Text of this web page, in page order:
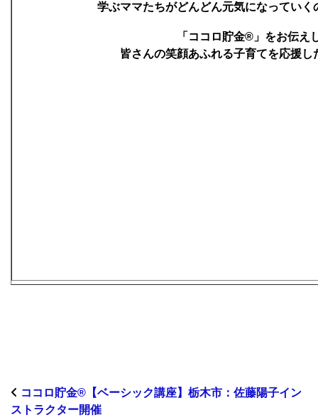
学ぶママたちがどんどん元気になっていく
「ココロ貯金®」をお伝え
皆さんの笑顔あふれる子育てを応援し
ココロ貯金®︎【ベーシック講座】栃木市：佐藤陽子イン
ストラクター開催